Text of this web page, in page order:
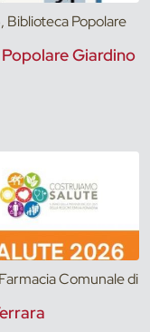
Popolare
Giardino
Comunale di